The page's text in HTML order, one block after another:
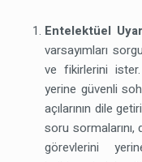
Entelektüel
varsayımları
ve fikirlerini ister.
yerine güvenli
açılarının dile
soru sormalarını,
görevlerini